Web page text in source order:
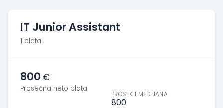
IT Junior Assistant
1 plata
800 €
Prosečna neto plata
PROSEK I MEDIJANA
800